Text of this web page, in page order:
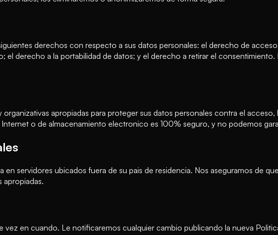
derechos con respecto a sus datos personales: el derecho de
el derecho a la portabilidad de datos; y el derecho a retirar el
apropiadas para proteger sus datos personales contra el
o de almacenamiento electronico es 100% seguro, y no podemos
servidores ubicados fuera de su pais de residencia. Nos aseguramos de
apropiadas.
vez en cuando. Le notificaremos cualquier cambio publicando la nueva